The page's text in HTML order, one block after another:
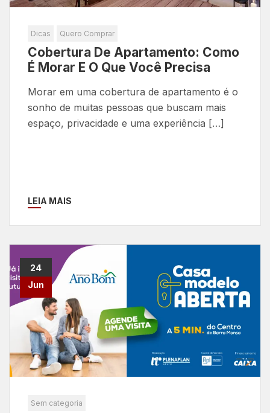
Dicas Quero Comprar
Cobertura De Apartamento: Como
É Morar E O Que Você Precisa
Morar em uma cobertura de apartamento é o
sonho de muitas pessoas que buscam mais
espaço, privacidade e uma experiência […]
LEIA MAIS
24
Jun
Sem categoria